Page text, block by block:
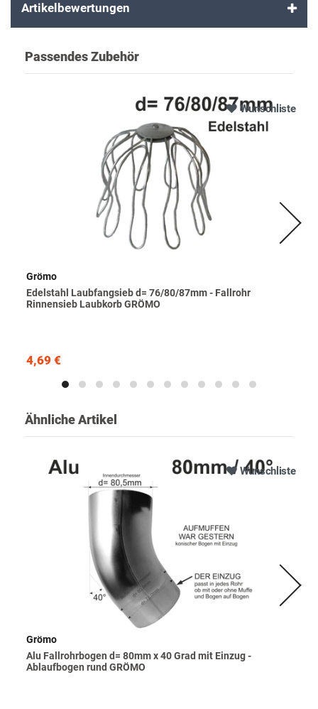
Artikelbewertungen
Passendes Zubehör
Wunschliste
Grömo
Edelstahl Laubfangsieb d= 76/80/87mm - Fallrohr
Rinnensieb Laubkorb GRÖMO
4,69 €
Ähnliche Artikel
Wunschliste
Grömo
Alu Fallrohrbogen d= 80mm x 40 Grad mit Einzug -
Ablaufbogen rund GRÖMO